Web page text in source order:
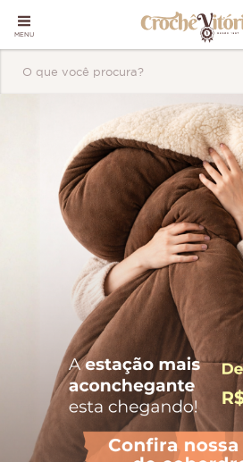
MENU